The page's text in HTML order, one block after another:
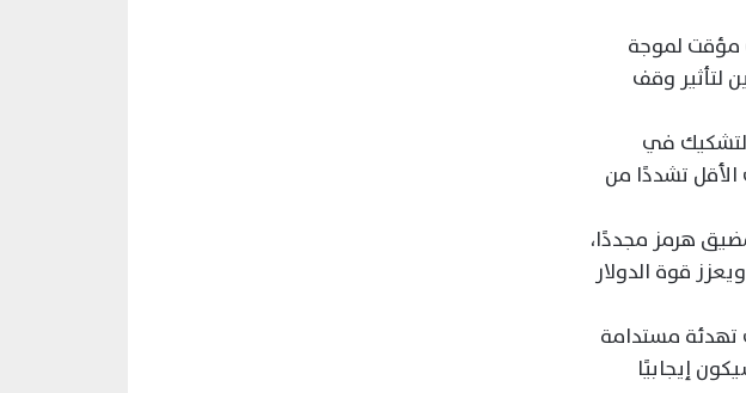
للأوقية، مع توقف مؤقت لموجة
لتأثير وقف
في
الأقل تشددًا من
مضيق هرمز مجددًا،
قوة الدولار
تهدئة مستدامة
إيجابيًا